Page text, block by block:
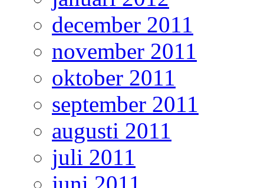
december 2011
november 2011
oktober 2011
september 2011
augusti 2011
juli 2011